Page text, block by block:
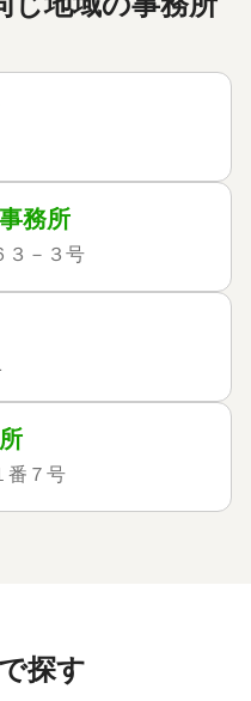
務所
３－３号
番７号
探す